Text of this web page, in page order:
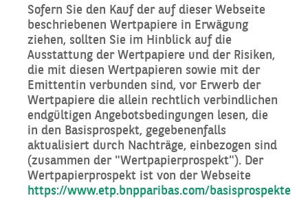
Sofern Sie den Kauf der auf dieser Webseite
beschriebenen Wertpapiere in Erwägung
ziehen, sollten Sie im Hinblick auf die
Ausstattung der Wertpapiere und der Risiken,
die mit diesen Wertpapieren sowie mit der
Emittentin verbunden sind, vor Erwerb der
Wertpapiere die allein rechtlich verbindlichen
endgültigen Angebotsbedingungen lesen, die
in den Basisprospekt, gegebenenfalls
aktualisiert durch Nachträge, einbezogen sind
(zusammen der "Wertpapierprospekt"). Der
Wertpapierprospekt ist von der Webseite
https://www.etp.bnpparibas.com/basisprospekte